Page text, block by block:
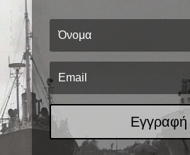
Εγγραφή